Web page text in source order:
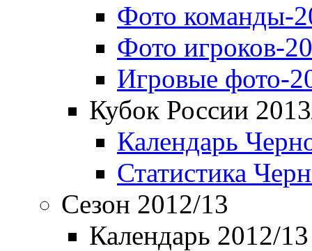
Фото команды-
Фото игроков-
Игровые фото-
Кубок России
Календарь
Статистика
Сезон 2012/13
Календарь 2012/13